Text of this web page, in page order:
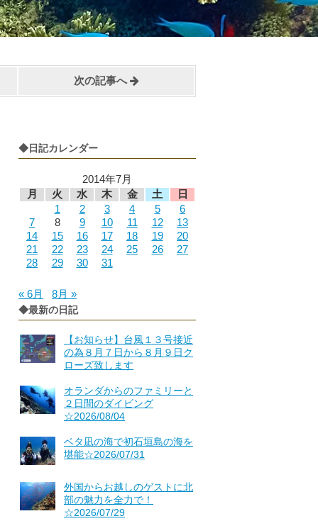
次の記事へ
◆日記カレンダー
2014年7月
月
火 水 木 金 土
日
1
2 3 4 5
6
7
8 9 10 11 12
13
14
15 16 17 18 19
20
21
22 23 24 25 26
27
28
29 30 31
« 6月 8月 »
◆最新の日記
【お知らせ】台風１３号接近
の為８月７日から８月９日ク
ローズ致します
オランダからのファミリーと
２日間のダイビング
☆2026/08/04
ベタ凪の海で初石垣島の海を
堪能☆2026/07/31
外国からお越しのゲストに北
部の魅力を全力で！
☆2026/07/29